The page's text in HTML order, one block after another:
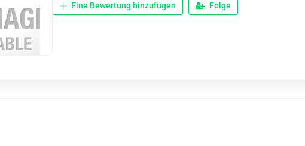
Eine Bewertung hinzufügen Folge